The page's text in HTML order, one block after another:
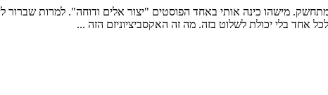
מישהו כינה אותי באחד הפוסטים "יצור אלים ודוחה". למרות שברור
אחד בלי יכולת לשלוט בזה. מה זה האקסביציוניזם הזה ...